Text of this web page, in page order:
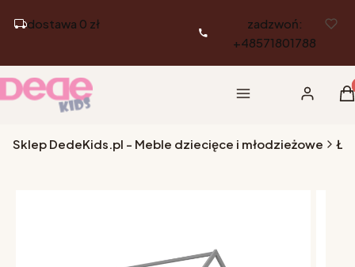
dostawa 0 zł
zadzwoń:
+48571801788
Menu Zaloguj się
Sklep DedeKids.pl - Meble dziecięce i młodzieżowe